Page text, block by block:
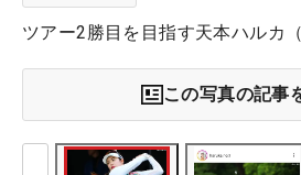
ツアー2勝目を目指す天本ハルカ
この写真の記事